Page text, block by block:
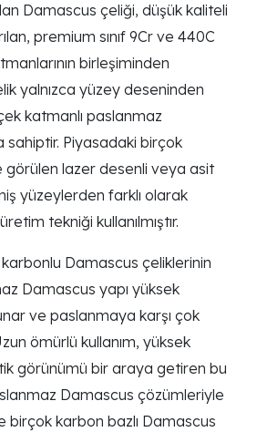
Damascus çeliği, düşük kaliteli
premium sınıf 9Cr ve 440C
birleşiminden
yalnızca yüzey deseninden
katmanlı paslanmaz
sahiptir. Piyasadaki birçok
lazer desenli veya asit
yüzeylerden farklı olarak
tekniği kullanılmıştır.
Damascus çeliklerinin
Damascus yapı yüksek
ve paslanmaya karşı çok
ömürlü kullanım, yüksek
görünümü bir araya getiren bu
Damascus çözümleriyle
birçok karbon bazlı Damascus